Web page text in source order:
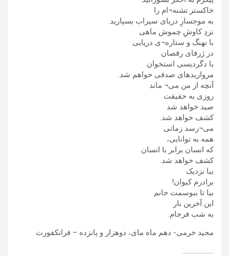
خاکستر تشنه¬ام را
به موجسارِ دریای سیراب بسپارید.
نزدِ کاوشِ چموش ماهی
با نهنگ و ستاره¬ی دریایی
در ژرفای رقصان
با دگردیسی استخوان
مرواریدهای صدفی خواهم شد.
آنچه از من می¬ ماند
روزی به حقیقت
صید خواهد شد
کشف خواهد شد.
می¬رسد زمانی
همه به توانایی،
که انسان برابر با انسان
کشف خواهد شد.
بیا نزدیک
برادرم کیوان!
بیا تا ببوسمت جانم
این آخرین بار
به شب فرجام.
مجید خرمی- دهم ماه مای، دوهزار و پانزده – فرانکفورت
………………..